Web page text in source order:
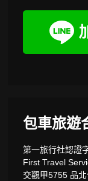
包車旅遊
第一旅行社認證
First Travel
交觀甲5755 品